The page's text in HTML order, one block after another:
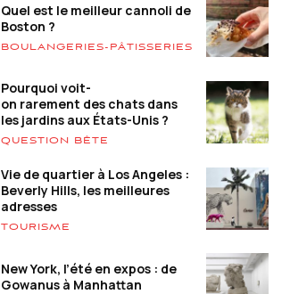
Quel est le meilleur cannoli de
Boston ?
BOULANGERIES-PÂTISSERIES
Pourquoi voit-
on rarement des chats dans
les jardins aux États-Unis ?
QUESTION BÊTE
Vie de quartier à Los Angeles :
Beverly Hills, les meilleures
adresses
TOURISME
New York, l’été en expos : de
Gowanus à Manhattan